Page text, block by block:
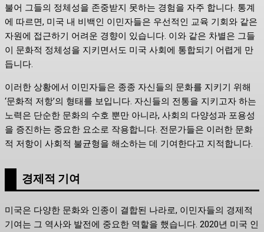
불어 그들의 정체성을 존중받지 못하는 경험을 자주 합니다. 통계
에 따르면, 미국 내 비백인 이민자들은 우선적인 교육 기회와 같은
자원에 접근하기 어려운 경향이 있습니다. 이와 같은 차별은 그들
이 문화적 정체성을 지키면서도 미국 사회에 통합되기 어렵게 만
듭니다.
이러한 상황에서 이민자들은 종종 자신들의 문화를 지키기 위해
‘문화적 저항’의 형태를 보입니다. 자신들의 전통을 지키고자 하는
노력은 단순한 문화의 수호 뿐만 아니라, 사회의 다양성과 포용성
을 증진하는 중요한 요소로 작용합니다. 전문가들은 이러한 문화
적 저항이 사회적 불균형을 해소하는 데 기여한다고 지적합니다.
경제적 기여
미국은 다양한 문화와 인종이 결합된 나라로, 이민자들의 경제적
기여는 그 역사와 발전에 중요한 역할을 했습니다. 2020년 미국 인